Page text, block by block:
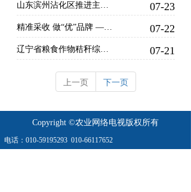
山东滨州沾化区推进主要作物种植精准化、设施种植数字化、渔业生产智能化 智慧冬枣“数据”浇灌 盐田对虾游上“云端” 07-23
精准采收 做“优”品牌 ——安泽县推动连翘全产业链高质量发展纪略 07-22
辽宁省粮食作物秸秆综合利用率超九成 较2015年水平提高13个百分点，位居全国前列 07-21
上一页 下一页
Copyright ©农业网络电视版权所有
电话： 010-59195293 010-66117652